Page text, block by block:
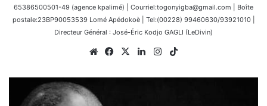
65386500501-49 (agence kpalimé) | Courriel:togonyigba@gmail.com | Boîte
postale:23BP90053539 Lomé Apédokoè | Tel:(00228) 99460630/93921010 |
Directeur Général : José-Éric Kodjo GAGLI (LeDivin)
WebsiteFacebook
X LinkedinInstagram